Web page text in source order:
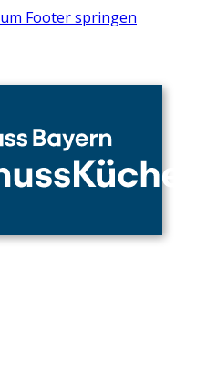
Footer springen